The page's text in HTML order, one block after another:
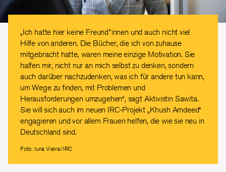
„Ich hatte hier keine Freund*innen und auch nicht viel
Hilfe von anderen. Die Bücher, die ich von zuhause
mitgebracht hatte, waren meine einzige Motivation. Sie
halfen mir, nicht nur an mich selbst zu denken, sondern
auch darüber nachzudenken, was ich für andere tun kann,
um Wege zu finden, mit Problemen und
Herausforderungen umzugehen“, sagt Aktivistin Sawita.
Sie will sich auch im neuen IRC-Projekt „Khush Amdeed“
engagieren und vor allem Frauen helfen, die wie sie neu in
Deutschland sind.
Foto: Iuna Vieira/IRC